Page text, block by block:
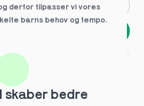
Andet
finde den rette tutor
derfor tilpasser vi vores
barns behov og tempo.
skaber bedre